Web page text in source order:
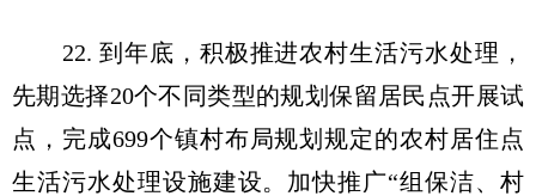
22. 到年底，积极推进农村生活污水处理，
先期选择20个不同类型的规划保留居民点开展试
点，完成699个镇村布局规划规定的农村居住点
生活污水处理设施建设。加快推广“组保洁、村